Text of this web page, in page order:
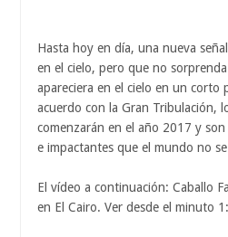
2013-
Hasta hoy en día, una nueva
en el cielo, pero que no
apareciera en el cielo en un corto
acuerdo con la Gran Tribulación,
comenzarán en el año 2017 y
e impactantes que el mundo no
El vídeo a continuación: Caballo
en El Cairo. Ver desde el minuto